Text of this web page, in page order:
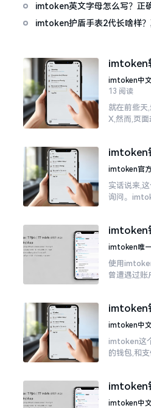
imtoken英文字母怎么写？正
imtoken护盾手表2代长啥样
imtoken
转不出去
imtoken中
13 阅读
就在前些
X,然而,页面
imtoken
答案可
imtoken官
实话说来,
询问。
试。随后
imtoken
上的说法
imtoken唯
使用
曾遭遇过账
制。
imtoken
腾了，
imtoken中
imtoken这
的钱包,和
imtoken
老手教
imtoken中